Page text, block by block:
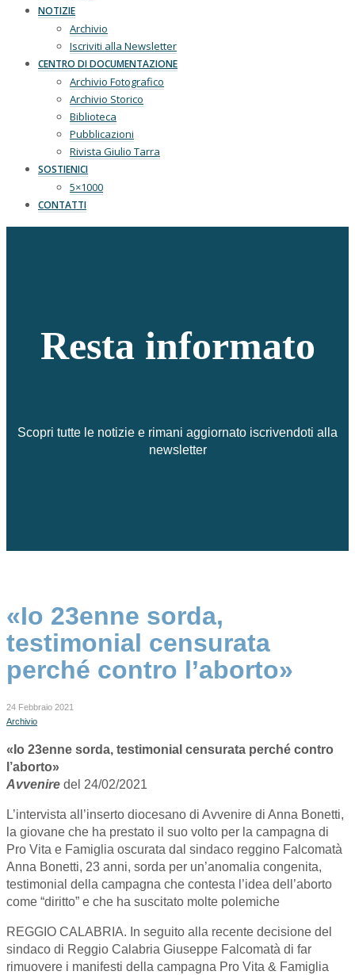
NOTIZIE
Archivio
Iscriviti alla Newsletter
CENTRO DI DOCUMENTAZIONE
Archivio Fotografico
Archivio Storico
Biblioteca
Pubblicazioni
Rivista Giulio Tarra
SOSTIENICI
5×1000
CONTATTI
Resta informato
Scopri tutte le notizie e rimani aggiornato iscrivendoti alla
newsletter
«Io 23enne sorda,
testimonial censurata
perché contro l’aborto»
24 Febbraio 2021
Archivio
«Io 23enne sorda, testimonial censurata perché contro
l’aborto»
Avvenire del 24/02/2021
L’intervista all’inserto diocesano di Avvenire di Anna Bonetti,
la giovane che ha prestato il suo volto per la campagna di
Pro Vita e Famiglia oscurata dal sindaco reggino Falcomatà
Anna Bonetti, 23 anni, sorda per un’anomalia congenita,
testimonial della campagna che contesta l’idea dell’aborto
come “diritto” e che ha suscitato molte polemiche
REGGIO CALABRIA. In seguito alla recente decisione del
sindaco di Reggio Calabria Giuseppe Falcomatà di far
rimuovere i manifesti della campagna Pro Vita & Famiglia